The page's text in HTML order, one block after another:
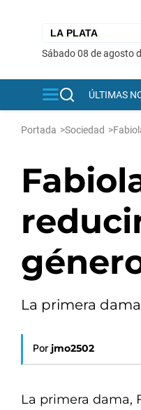
sábado 08 de agosto
ÚLTIMAS
Portada >Sociedad >
La primera
Por jmo2502
La primera dama,